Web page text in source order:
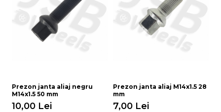
Prezon janta aliaj negru
M14x1.5 50 mm
10,00 Lei
Prezon janta aliaj M14x1.5 28
mm
7,00 Lei